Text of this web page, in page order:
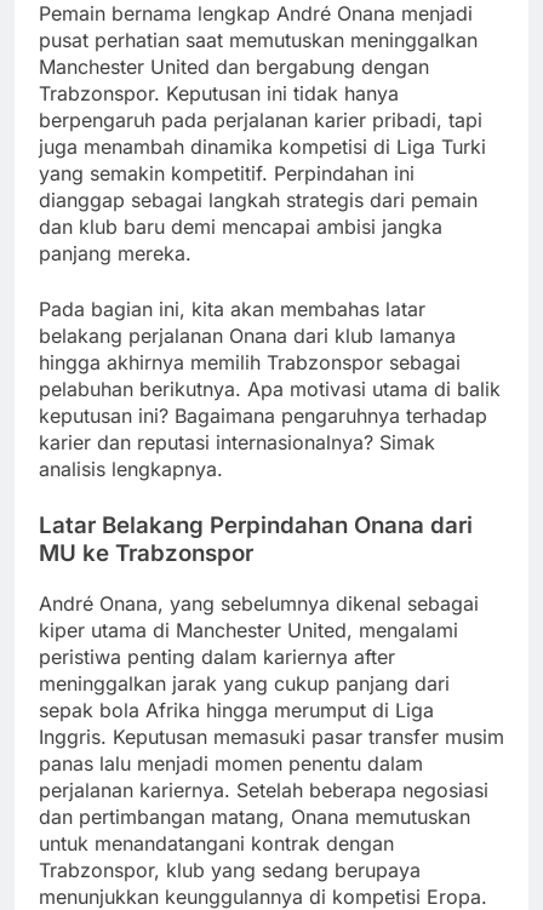
Pemain bernama lengkap André Onana menjadi
pusat perhatian saat memutuskan meninggalkan
Manchester United dan bergabung dengan
Trabzonspor. Keputusan ini tidak hanya
berpengaruh pada perjalanan karier pribadi, tapi
juga menambah dinamika kompetisi di Liga Turki
yang semakin kompetitif. Perpindahan ini
dianggap sebagai langkah strategis dari pemain
dan klub baru demi mencapai ambisi jangka
panjang mereka.
Pada bagian ini, kita akan membahas latar
belakang perjalanan Onana dari klub lamanya
hingga akhirnya memilih Trabzonspor sebagai
pelabuhan berikutnya. Apa motivasi utama di balik
keputusan ini? Bagaimana pengaruhnya terhadap
karier dan reputasi internasionalnya? Simak
analisis lengkapnya.
Latar Belakang Perpindahan Onana dari
MU ke Trabzonspor
André Onana, yang sebelumnya dikenal sebagai
kiper utama di Manchester United, mengalami
peristiwa penting dalam kariernya after
meninggalkan jarak yang cukup panjang dari
sepak bola Afrika hingga merumput di Liga
Inggris. Keputusan memasuki pasar transfer musim
panas lalu menjadi momen penentu dalam
perjalanan kariernya. Setelah beberapa negosiasi
dan pertimbangan matang, Onana memutuskan
untuk menandatangani kontrak dengan
Trabzonspor, klub yang sedang berupaya
menunjukkan keunggulannya di kompetisi Eropa.